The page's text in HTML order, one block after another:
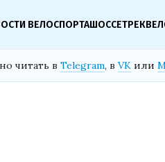
ВЕЛОСПОРТАШОССЕТРЕК
читать в Telegram, в VK или